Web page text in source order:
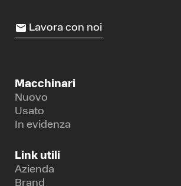
Lavora con noi
Macchinari
Nuovo
Usato
In evidenza
Link utili
Azienda
Brand